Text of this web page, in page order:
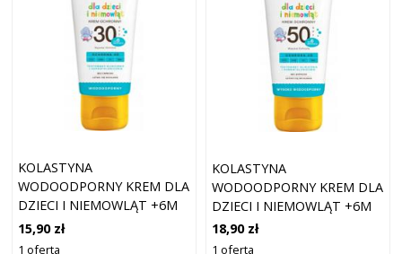
KOLASTYNA
WODOODPORNY KREM DLA
DZIECI I NIEMOWLĄT +6M
OCHRONNY SPF 30 75ML
15,90 zł
1 oferta
KOLASTYNA
WODOODPORNY KREM DLA
DZIECI I NIEMOWLĄT +6M
OCHRONA SPF 50 75ML
18,90 zł
1 oferta